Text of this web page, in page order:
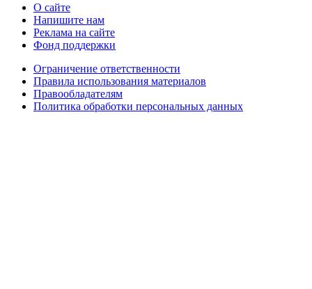
О сайте
Напишите нам
Реклама на сайте
Фонд поддержки
Ограничение ответственности
Правила использования материалов
Правообладателям
Политика обработки персональных данных